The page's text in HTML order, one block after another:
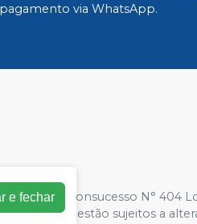
pagamento via WhatsApp.
94| Rua Bonsucesso N° 404
loja virtual estão sujeitos a
e fechar